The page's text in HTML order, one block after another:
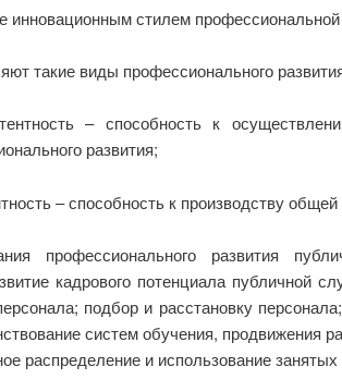
инновационным стилем
такие виды профессионального
– способность к
развития;
– способность к производству
профессионального развития
кадрового потенциала публичной
подбор и расстановку
систем обучения, продвижения
распределение и использование занятых